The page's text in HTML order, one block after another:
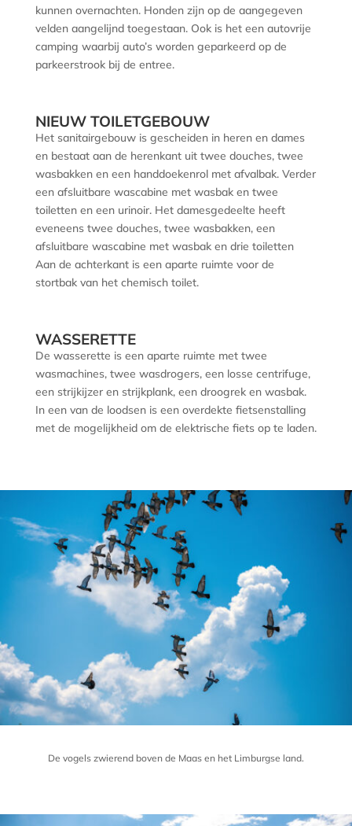
kunnen overnachten. Honden zijn op de aangegeven
velden aangelijnd toegestaan. Ook is het een autovrije
camping waarbij auto’s worden geparkeerd op de
parkeerstrook bij de entree.
NIEUW TOILETGEBOUW
Het sanitairgebouw is gescheiden in heren en dames
en bestaat aan de herenkant uit twee douches, twee
wasbakken en een handdoekenrol met afvalbak. Verder
een afsluitbare wascabine met wasbak en twee
toiletten en een urinoir. Het damesgedeelte heeft
eveneens twee douches, twee wasbakken, een
afsluitbare wascabine met wasbak en drie toiletten
Aan de achterkant is een aparte ruimte voor de
stortbak van het chemisch toilet.
WASSERETTE
De wasserette is een aparte ruimte met twee
wasmachines, twee wasdrogers, een losse centrifuge,
een strijkijzer en strijkplank, een droogrek en wasbak.
In een van de loodsen is een overdekte fietsenstalling
met de mogelijkheid om de elektrische fiets op te laden.
De vogels zwierend boven de Maas en het Limburgse land.